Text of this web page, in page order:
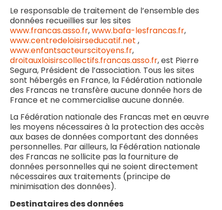
Le responsable de traitement de l’ensemble des
données recueillies sur les sites
www.francas.asso.fr,www.bafa-lesfrancas.fr,
www.centredeloisirseducatif.net ,
www.enfantsacteurscitoyens.fr,
droitauxloisirscollectifs.francas.asso.fr, est Pierre
Segura, Président de l’association. Tous les sites
sont hébergés en France, la Fédération nationale
des Francas ne transfère aucune donnée hors de
France et ne commercialise aucune donnée.
La Fédération nationale des Francas met en œuvre
les moyens nécessaires à la protection des accès
aux bases de données comportant des données
personnelles. Par ailleurs, la Fédération nationale
des Francas ne sollicite pas la fourniture de
données personnelles qui ne soient directement
nécessaires aux traitements (principe de
minimisation des données).
Destinataires des données